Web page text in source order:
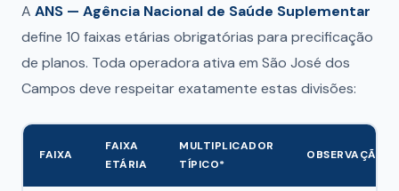
A ANS — Agência Nacional de Saúde Suplementar
define 10 faixas etárias obrigatórias para precificação
de planos. Toda operadora ativa em São José dos
Campos deve respeitar exatamente estas divisões:
FAIXA
FAIXA
ETÁRIA
MULTIPLICADOR
TÍPICO*
OBSERVAÇÃO